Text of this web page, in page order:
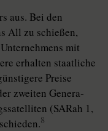
aus. Bei den
All zu schießen,
mit
erhalten staatliche
Preise
zweiten Genera­
(SARah 1,
8